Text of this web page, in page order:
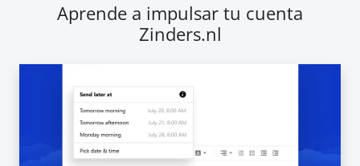
Aprende a impulsar tu cuenta
Zinders.nl